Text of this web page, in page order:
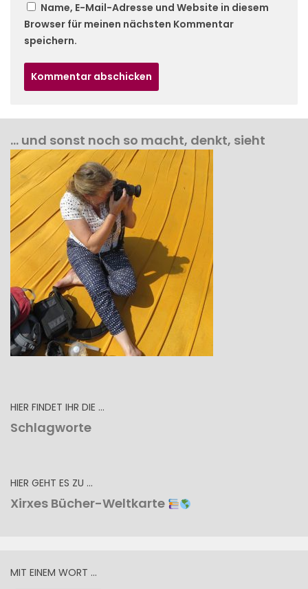
Name, E-Mail-Adresse und Website in diesem
Browser für meinen nächsten Kommentar
speichern.
… und sonst noch so macht, denkt, sieht
HIER FINDET IHR DIE …
Schlagworte
HIER GEHT ES ZU …
Xirxes Bücher-Weltkarte
MIT EINEM WORT …